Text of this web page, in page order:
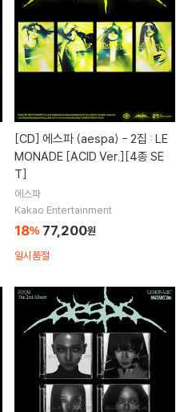
[CD] 에스파 (aespa) - 2집 : LE
MONADE [ACID Ver.][4종 SE
T]
에스파
Kakao Entertainment
18% 77,200원
일시품절